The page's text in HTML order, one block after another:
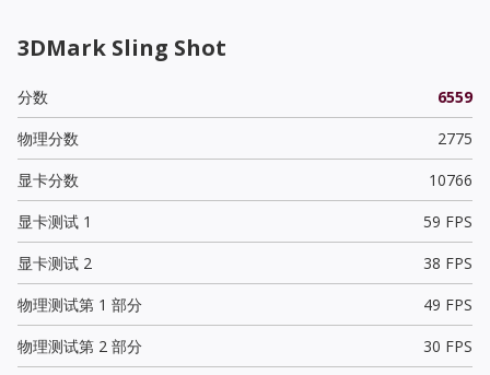
3DMark Sling Shot
分数
6559
物理分数
2775
显卡分数
10766
显卡测试 1
59 FPS
显卡测试 2
38 FPS
物理测试第 1 部分
49 FPS
物理测试第 2 部分
30 FPS